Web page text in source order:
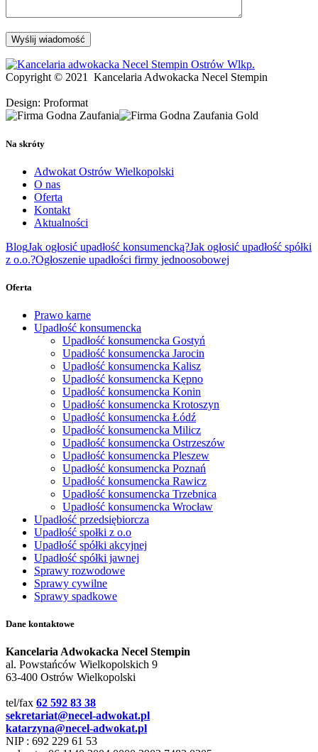
Copyright © 2021 Kancelaria Adwokacka Necel Stempin
Design: Proformat
Na skróty
Adwokat Ostrów Wielkopolski
O nas
Oferta
Kontakt
Aktualności
BlogJak ogłosić upadłość konsumencką?Jak ogłosić upadłość spółki
z o.o.?Ogłoszenie upadłości firmy jednoosobowej
Oferta
Prawo karne
Upadłość konsumencka
Upadłość konsumencka Gostyń
Upadłość konsumencka Jarocin
Upadłość konsumencka Kalisz
Upadłość konsumencka Kępno
Upadłość konsumencka Konin
Upadłość konsumencka Krotoszyn
Upadłość konsumencka Łódź
Upadłość konsumencka Milicz
Upadłość konsumencka Ostrzeszów
Upadłość konsumencka Pleszew
Upadłość konsumencka Poznań
Upadłość konsumencka Rawicz
Upadłość konsumencka Trzebnica
Upadłość konsumencka Wrocław
Upadłość przedsiębiorcza
Upadłość społki z o.o
Upadłość spółki akcyjnej
Upadłość spółki jawnej
Sprawy rozwodowe
Sprawy cywilne
Sprawy spadkowe
Dane kontaktowe
Kancelaria Adwokacka Necel Stempin
al. Powstańców Wielkopolskich 9
63-400 Ostrów Wielkopolski
tel/fax 62 592 83 38
sekretariat@necel-adwokat.pl
katarzyna@necel-adwokat.pl
NIP : 692 229 61 53